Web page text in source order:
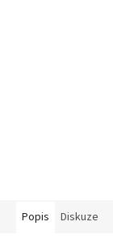
Popis Diskuze